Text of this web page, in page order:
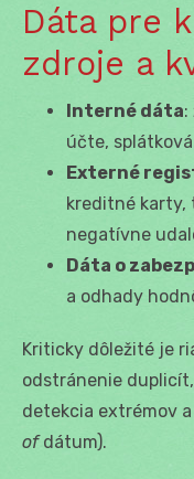
Dáta pre
zdroje a
Interné dáta:
účte,
Externé
kreditné
negatívne
Dáta o
a odhady
Kriticky dôležité je
odstránenie
detekcia extrémov
ofdátum).